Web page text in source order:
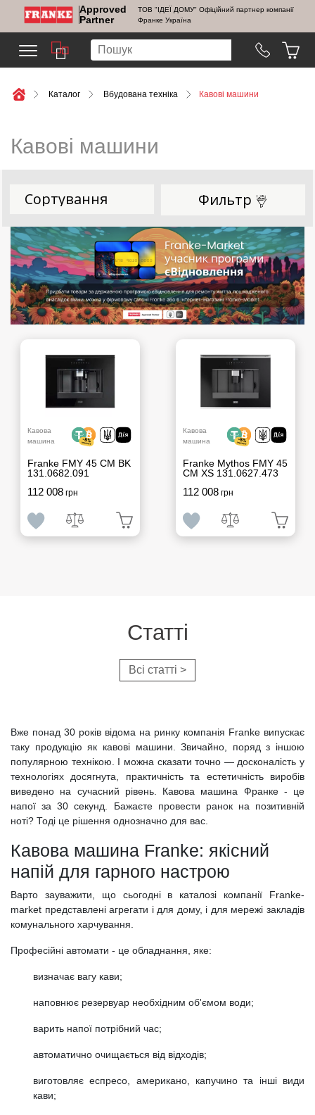
Approved
Partner
ТОВ "ІДЕЇ ДОМУ" Офіційний партнер компанії
Франке Україна
Каталог Вбудована техніка Кавові машини
Кавові машини
Фильтр
Кавова
машина
Franke FMY 45 CM BK
131.0682.091
112 008грн
Кавова
машина
Franke Mythos FMY 45
CM XS 131.0627.473
112 008грн
Cтатті
Всі статті >
Вже понад 30 років відома на ринку компанія Franke випускає
таку продукцію як кавові машини. Звичайно, поряд з іншою
популярною технікою. І можна сказати точно — досконалість у
технологіях досягнута, практичність та естетичність виробів
виведено на сучасний рівень. Кавова машина Франке - це
напої за 30 секунд. Бажаєте провести ранок на позитивній
ноті? Тоді це рішення однозначно для вас.
Кавова машина Franke: якісний
напій для гарного настрою
Варто зауважити, що сьогодні в каталозі компанії Franke-
market представлені агрегати і для дому, і для мережі закладів
комунального харчування.
Професійні автомати - це обладнання, яке:
визначає вагу кави;
наповнює резервуар необхідним об'ємом води;
варить напої потрібний час;
автоматично очищається від відходів;
виготовляє еспресо, американо, капучино та інші види
кави;